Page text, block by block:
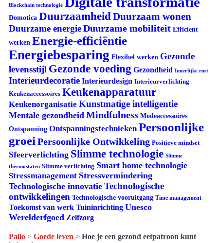
Blockchain technologie
Domotica Duurzaamheid Duurzaam wonen
Duurzame energieDuurzame mobiliteit Efficient
werken Energie-efficiëntie
Energiebesparing Flexibel werken Gezonde
levensstijl Gezonde voeding Gezondheid Innerlijke rust
Interieurdecoratie Interieurdesign Interieurverlichting
Keukenaccessoires Keukenapparatuur
Keukenorganisatie Kunstmatige intelligentie
Mentale gezondheid Mindfulness Modeaccessoires
Ontspanning Ontspanningstechnieken Persoonlijke
groei Persoonlijke Ontwikkeling Positieve mindset
Sfeerverlichting Slimme technologie Slimme
thermostaten Slimme verlichting Smart home technologie
Stressmanagement Stressvermindering
Technologische innovatie Technologische
ontwikkelingen Technologische vooruitgang Time management
Toekomst van werk Tuininrichting Unesco
Werelderfgoed Zelfzorg
Pallo > Goede leven > Hoe je een gezond eetpatroon kunt